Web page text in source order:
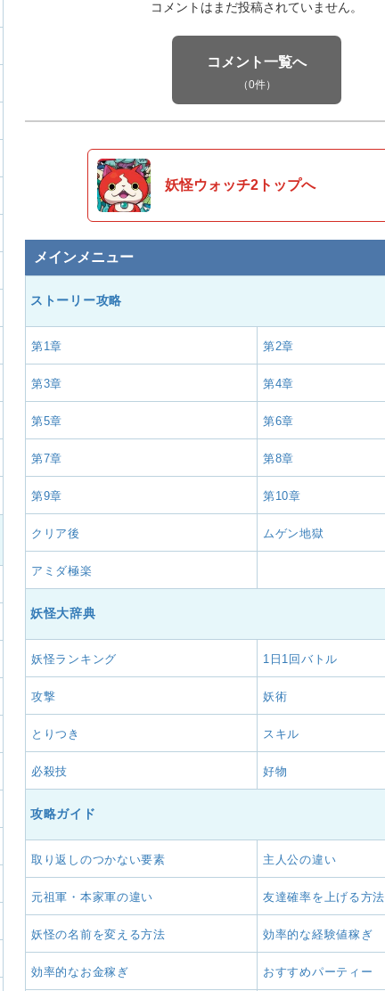
コメントはまだ投稿されていません。
コメント一覧へ
（0件）
妖怪ウォッチ2トップへ
メインメニュー
ストーリー攻略
第1章 第2章
第3章 第4章
第5章 第6章
第7章 第8章
第9章 第10章
クリア後 ムゲン地獄
アミダ極楽
妖怪大辞典
妖怪ランキング 1日1回バトル
攻撃 妖術
とりつき スキル
必殺技 好物
攻略ガイド
取り返しのつかない要素 主人公の違い
元祖軍・本家軍の違い 友達確率を上げる方法
妖怪の名前を変える方法 効率的な経験値稼ぎ
効率的なお金稼ぎ おすすめパーティー